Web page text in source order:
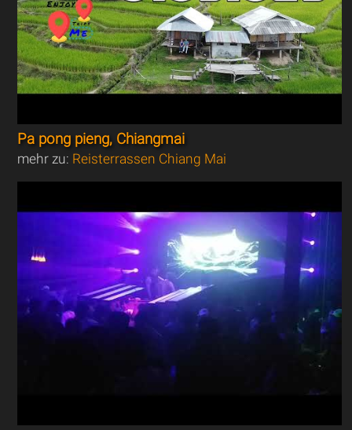
Pa pong pieng, Chiangmai
mehr zu: Reisterrassen Chiang Mai